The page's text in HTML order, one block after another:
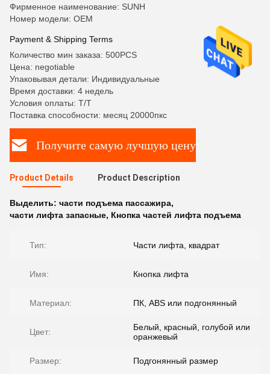
Фирменное наименование: SUNH
Номер модели: OEM
Payment & Shipping Terms
Количество мин заказа: 500PCS
Цена: negotiable
Упаковывая детали: Индивидуальные
Время доставки: 4 недель
Условия оплаты: T/T
Поставка способности: месяц 20000пкс
Получите самую лучшую цену
Product Details Product Description
Выделить: части подъема пассажира,
части лифта запасные, Кнопка частей лифта подъема
Тип: Части лифта, квадрат
Имя: Кнопка лифта
Материал: ПК, ABS или подгонянный
Цвет:
Белый, красный, голубой или
оранжевый
Размер: Подгонянный размер